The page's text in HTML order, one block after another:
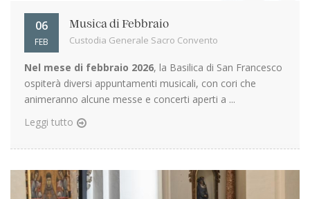
06
FEB
Musica di Febbraio
Custodia Generale Sacro Convento
Nel mese di febbraio 2026, la Basilica di San Francesco
ospiterà diversi appuntamenti musicali, con cori che
animeranno alcune messe e concerti aperti a ...
Leggi tutto